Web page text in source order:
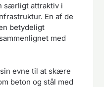
særligt attraktiv i
En af de
betydeligt
med
evne til at skære
beton og stål med